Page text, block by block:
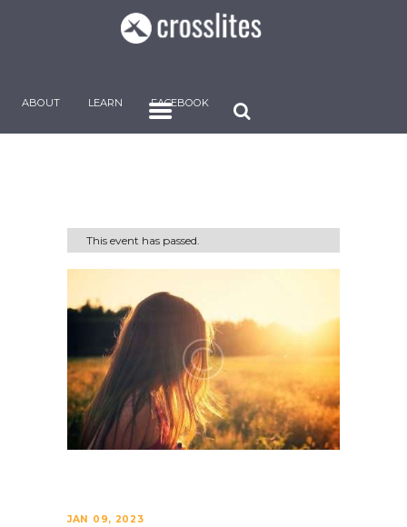
ABOUT LEARN FACEBOOK
This event has passed.
JAN 09, 2023